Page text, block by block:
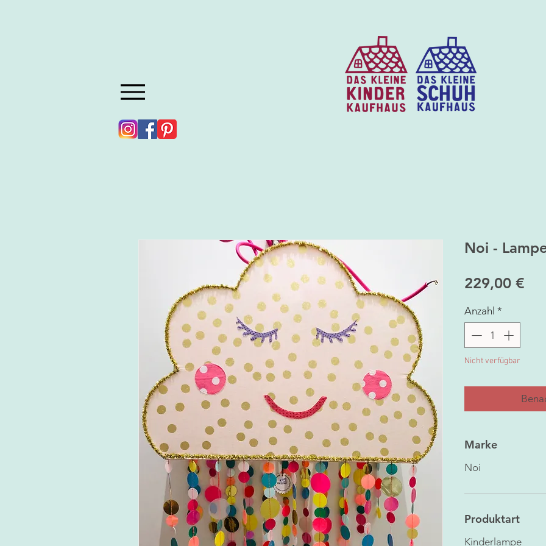
Noi -
229,00 €
Anzahl *
Nicht verfügbar
Marke
Noi
Produktart
Kinderlampe